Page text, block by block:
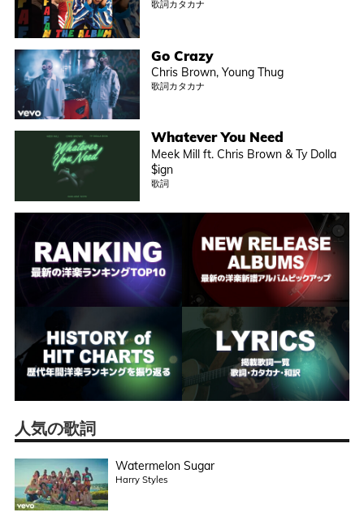
歌詞カタカナ
Go Crazy
Chris Brown, Young Thug
歌詞カタカナ
Whatever You Need
Meek Mill ft. Chris Brown & Ty Dolla
$ign
歌詞
人気の歌詞
Watermelon Sugar
Harry Styles